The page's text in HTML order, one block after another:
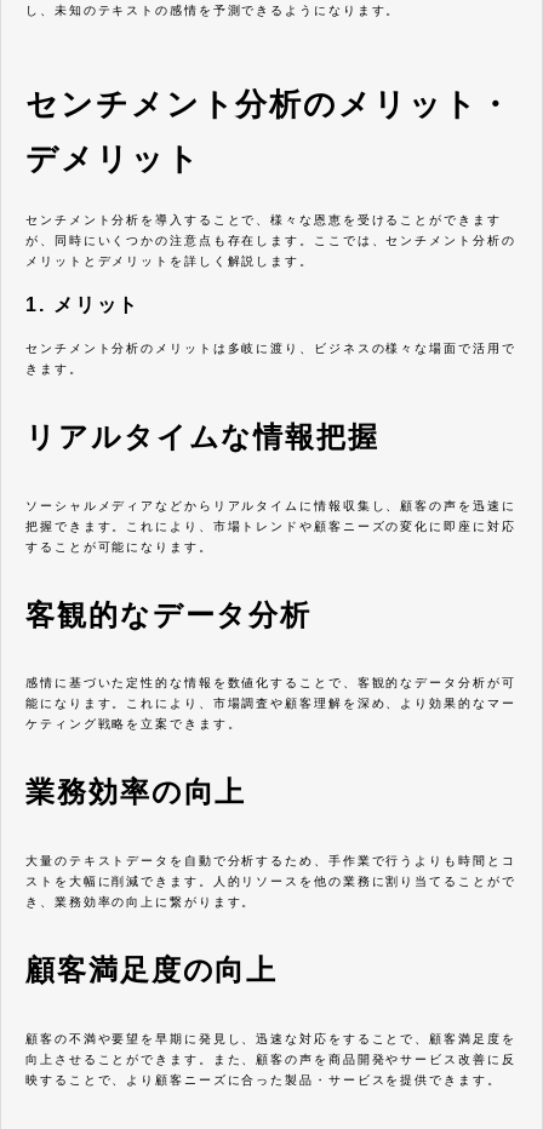
し、未知のテキストの感情を予測できるようになります。
センチメント分析のメリット・
デメリット
センチメント分析を導入することで、様々な恩恵を受けることができます
が、同時にいくつかの注意点も存在します。ここでは、センチメント分析の
メリットとデメリットを詳しく解説します。
1. メリット
センチメント分析のメリットは多岐に渡り、ビジネスの様々な場面で活用で
きます。
リアルタイムな情報把握
ソーシャルメディアなどからリアルタイムに情報収集し、顧客の声を迅速に
把握できます。これにより、市場トレンドや顧客ニーズの変化に即座に対応
することが可能になります。
客観的なデータ分析
感情に基づいた定性的な情報を数値化することで、客観的なデータ分析が可
能になります。これにより、市場調査や顧客理解を深め、より効果的なマー
ケティング戦略を立案できます。
業務効率の向上
大量のテキストデータを自動で分析するため、手作業で行うよりも時間とコ
ストを大幅に削減できます。人的リソースを他の業務に割り当てることがで
き、業務効率の向上に繋がります。
顧客満足度の向上
顧客の不満や要望を早期に発見し、迅速な対応をすることで、顧客満足度を
向上させることができます。また、顧客の声を商品開発やサービス改善に反
映することで、より顧客ニーズに合った製品・サービスを提供できます。